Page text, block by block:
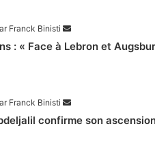
Franck Binisti
: « Face à Lebron et
Franck Binisti
confirme son